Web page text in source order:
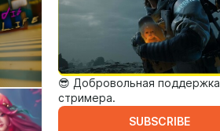
😎 Добровольная поддержка
стримера.
SUBSCRIBE